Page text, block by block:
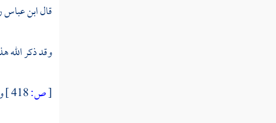
قالابن عباس
وقد ذكر الله
[ص: